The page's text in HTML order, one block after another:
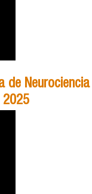
de Neurociencia
2025